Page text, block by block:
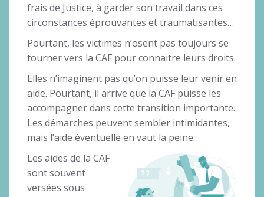
frais de Justice, à garder son travail dans ces
circonstances éprouvantes et traumatisantes…
Pourtant, les victimes n’osent pas toujours se
tourner vers la CAF pour connaitre leurs droits.
Elles n’imaginent pas qu’on puisse leur venir en
aide. Pourtant, il arrive que la CAF puisse les
accompagner dans cette transition importante.
Les démarches peuvent sembler intimidantes,
mais l’aide éventuelle en vaut la peine.
Les aides de la CAF
sont souvent
versées sous